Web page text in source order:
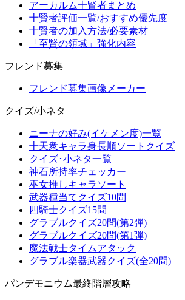
アーカルム十賢者まとめ
十賢者評価一覧/おすすめ優先度
十賢者の加入方法/必要素材
「至賢の領域」強化内容
フレンド募集
フレンド募集画像メーカー
クイズ/小ネタ
ニーナの好み(イケメン度)一覧
十天衆キャラ身長順ソートクイズ
クイズ･小ネタ一覧
神石所持率チェッカー
巫女推しキャラソート
武器種当てクイズ10問
四騎士クイズ15問
グラブルクイズ20問(第2弾)
グラブルクイズ20問(第1弾)
魔法戦士タイムアタック
グラブル楽器武器クイズ(全20問)
パンデモニウム最終階層攻略